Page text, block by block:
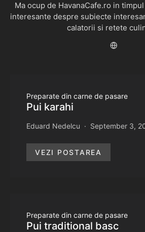
Ma ocup de HavanaCafe.ro in
interesante despre subiecte
calatorii si retete
Preparate din carne de pasare
Pui karahi
Eduard Nedelcu September 3,
VEZI POSTAREA
Preparate din carne de pasare
Pui traditional basc